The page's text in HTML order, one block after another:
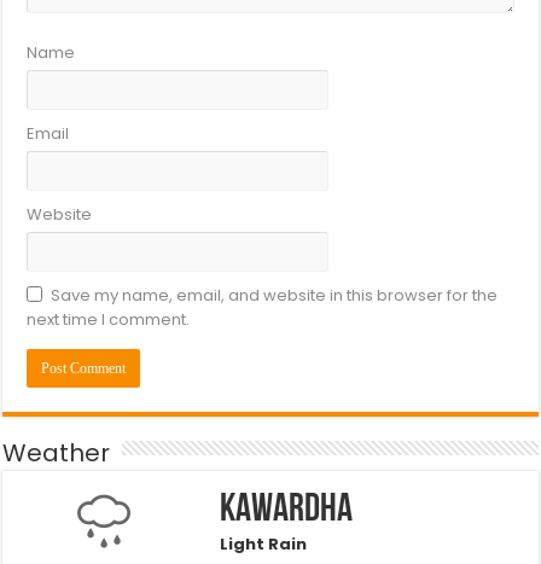
Name
Email
Website
Save my name, email, and website in this browser for the
next time I comment.
Weather
Kawardha
Light Rain